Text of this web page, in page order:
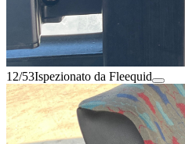
12/53Ispezionato da Fleequid